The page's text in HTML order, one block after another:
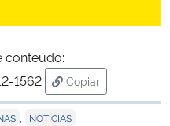
conteúdo:
1562
Copiar
para área de
NOTÍCIAS